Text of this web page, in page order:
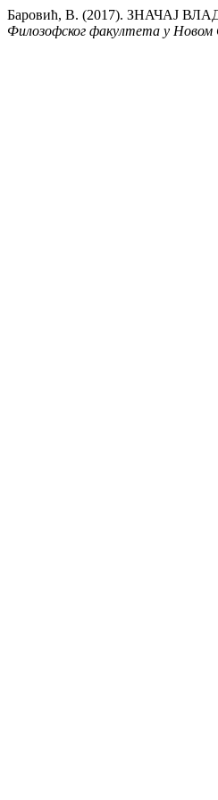
Баровић, В. (2017).
Филозофског факултета у Новом